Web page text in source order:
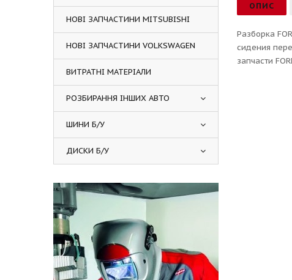
ОПИС
Разборка
сидения
запчасти
НОВІ ЗАПЧАСТИНИ MITSUBISHI
НОВІ ЗАПЧАСТИНИ VOLKSWAGEN
ВИТРАТНІ МАТЕРІАЛИ
РОЗБИРАННЯ ІНШИХ АВТО
ШИНИ Б/У
ДИСКИ Б/У